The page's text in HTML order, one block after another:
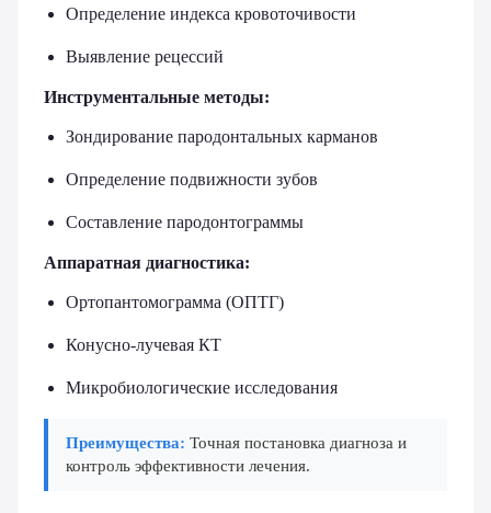
Определение индекса кровоточивости
Выявление рецессий
Инструментальные методы:
Зондирование пародонтальных карманов
Определение подвижности зубов
Составление пародонтограммы
Аппаратная диагностика:
Ортопантомограмма (ОПТГ)
Конусно-лучевая КТ
Микробиологические исследования
Преимущества: Точная постановка диагноза и
контроль эффективности лечения.